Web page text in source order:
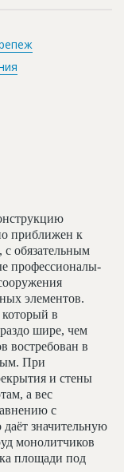
приближен к
обязательным
профессионалы-
элементов.
в
шире, чем
востребован в
При
и стены
а вес
с
значительную
монолитчиков
площади под